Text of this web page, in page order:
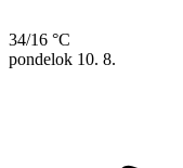
34/16 °C
pondelok 10. 8.